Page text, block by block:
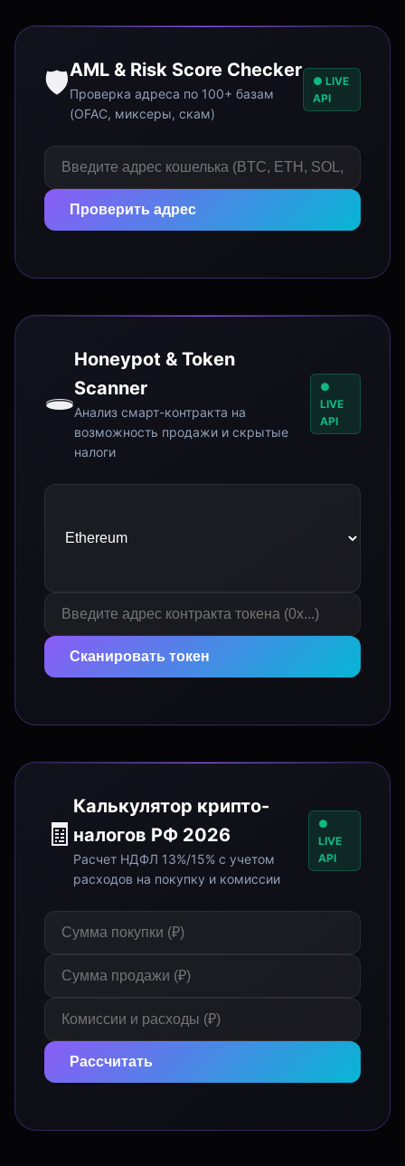
🛡️AML & Risk Score Checker
Проверка адреса по 100+ базам
(OFAC, миксеры, скам)
● LIVE
API
Проверить адрес
🕳️
Honeypot & Token
Scanner
Анализ смарт-контракта на
возможность продажи и скрытые
налоги
●
LIVE
API
Сканировать токен
🧾
Калькулятор крипто-
налогов РФ 2026
Расчет НДФЛ 13%/15% с учетом
расходов на покупку и комиссии
●
LIVE
API
Рассчитать